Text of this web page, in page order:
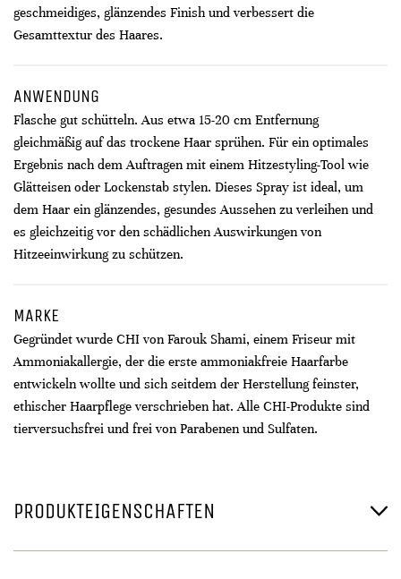
geschmeidiges, glänzendes Finish und verbessert die
Gesamttextur des Haares.
ANWENDUNG
Flasche gut schütteln. Aus etwa 15-20 cm Entfernung
gleichmäßig auf das trockene Haar sprühen. Für ein optimales
Ergebnis nach dem Auftragen mit einem Hitzestyling-Tool wie
Glätteisen oder Lockenstab stylen. Dieses Spray ist ideal, um
dem Haar ein glänzendes, gesundes Aussehen zu verleihen und
es gleichzeitig vor den schädlichen Auswirkungen von
Hitzeeinwirkung zu schützen.
MARKE
Gegründet wurde CHI von Farouk Shami, einem Friseur mit
Ammoniakallergie, der die erste ammoniakfreie Haarfarbe
entwickeln wollte und sich seitdem der Herstellung feinster,
ethischer Haarpflege verschrieben hat. Alle CHI-Produkte sind
tierversuchsfrei und frei von Parabenen und Sulfaten.
PRODUKTEIGENSCHAFTEN